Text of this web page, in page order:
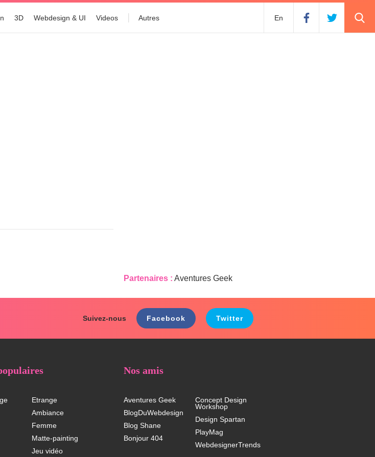
3D Webdesign & UI Videos Autres En
Partenaires : Aventures Geek
Suivez-nous Facebook Twitter
Etrange
Ambiance
Femme
Matte-painting
Jeu vidéo
Nos amis
Aventures Geek
BlogDuWebdesign
Blog Shane
Bonjour 404
Concept Design
Workshop
Design Spartan
PlayMag
WebdesignerTrends